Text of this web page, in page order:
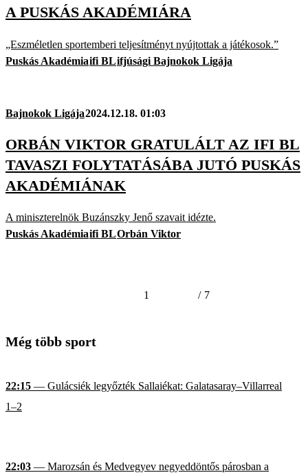
A PUSKÁS AKADÉMIÁRA
„Eszméletlen sportemberi teljesítményt nyújtottak a játékosok.”
Puskás Akadémiaifi BLifjúsági Bajnokok Ligája
Bajnokok Ligája2024.12.18. 01:03
ORBÁN VIKTOR GRATULÁLT AZ IFI BL
TAVASZI FOLYTATÁSÁBA JUTÓ PUSKÁS
AKADÉMIÁNAK
A miniszterelnök Buzánszky Jenő szavait idézte.
Puskás Akadémiaifi BLOrbán Viktor
1 / 7
Még több sport
22:15 — Gulácsiék legyőzték Sallaiékat: Galatasaray–Villarreal
1–2
22:03 — Marozsán és Medvegyev negyeddöntős párosban a